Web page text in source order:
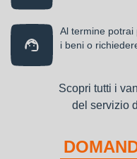
Al termine potrai
i beni o
Scopri tutti i
del servizio